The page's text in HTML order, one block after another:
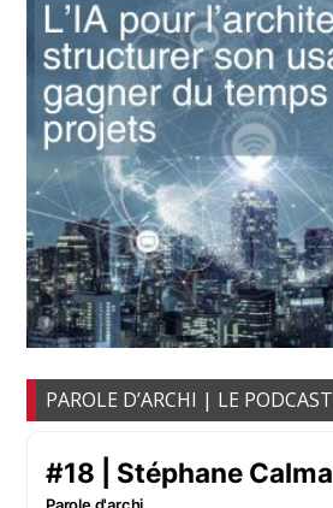
PAROLE D’ARCHI | LE PODCAST